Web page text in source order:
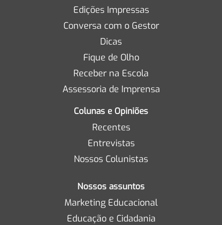
Edições Impressas
Conversa com o Gestor
Dicas
Fique de Olho
Receber na Escola
Assessoria de Imprensa
Colunas e Opiniões
Recentes
Entrevistas
Nossos Colunistas
Nossos assuntos
Marketing Educacional
Educação e Cidadania